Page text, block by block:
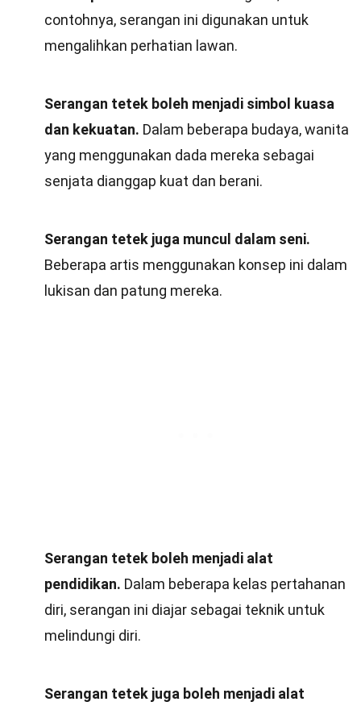
contohnya, serangan ini digunakan untuk
mengalihkan perhatian lawan.
Serangan tetek boleh menjadi simbol kuasa
dan kekuatan. Dalam beberapa budaya, wanita
yang menggunakan dada mereka sebagai
senjata dianggap kuat dan berani.
Serangan tetek juga muncul dalam seni.
Beberapa artis menggunakan konsep ini dalam
lukisan dan patung mereka.
Serangan tetek boleh menjadi alat
pendidikan. Dalam beberapa kelas pertahanan
diri, serangan ini diajar sebagai teknik untuk
melindungi diri.
Serangan tetek juga boleh menjadi alat